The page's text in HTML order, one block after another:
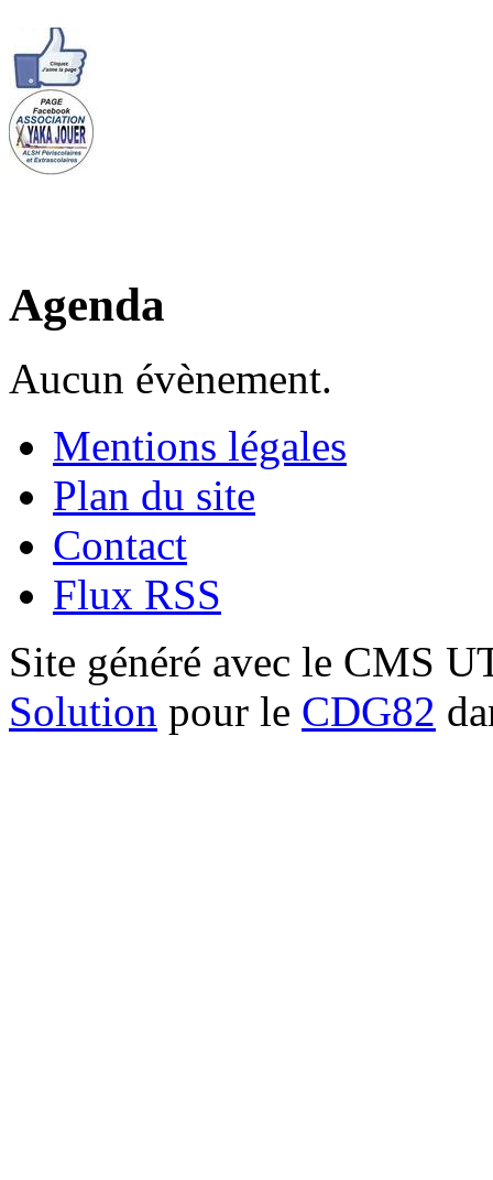
Agenda
Aucun évènement.
Mentions légales
Plan du site
Contact
Flux RSS
Site généré avec le CMS
Solution pour le CDG82